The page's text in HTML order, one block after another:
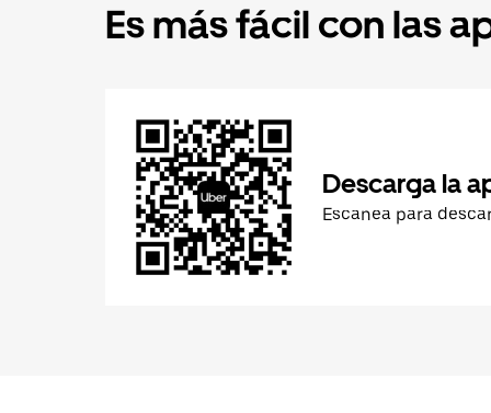
Es más fácil con las
Descarga la
Escanea para